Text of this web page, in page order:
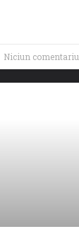
Niciun comentariu